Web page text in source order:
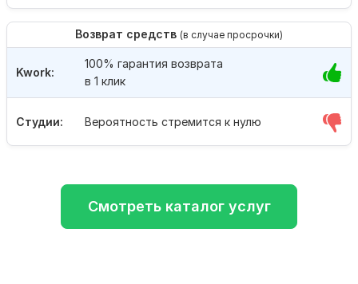
Возврат средств (в случае просрочки)
Студии: Вероятность стремится к нулю
Kwork:
100% гарантия возврата
в 1 клик
Смотреть каталог услуг